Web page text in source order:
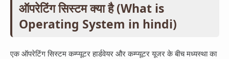
ऑपरेटिंग सिस्टम क्या है (What is
Operating System in hindi)
एक ऑपरेटिंग सिस्टम कम्प्यूटर हार्डवेयर और कम्प्यूटर यूजर के बीच मध्यस्था का